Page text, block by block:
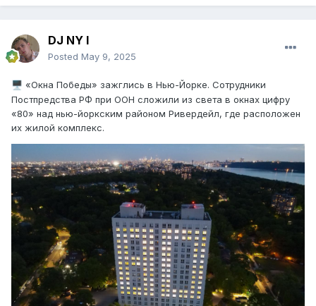
DJ NY I
Posted May 9, 2025
🖥️ «Окна Победы» зажглись в Нью-Йорке. Сотрудники
Постпредства РФ при ООН сложили из света в окнах цифру
«80» над нью-йоркским районом Ривердейл, где расположен
их жилой комплекс.